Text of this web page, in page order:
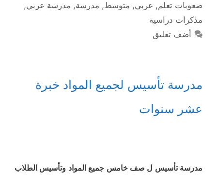
صعوبات تعلم, عربي, متوسط, مدرسة, مدرسة عربي,
مذكرات دراسية
أضف تعليق
مدرسة تأسيس لجميع المواد خبرة
عشر سنوات
مدرسة تأسيس ل صف خامس جميع المواد وتأسيس الطلاب